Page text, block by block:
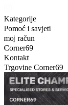
Kategorije
Pomoć i savjeti
moj račun
Corner69
Kontakt
Trgovine Corner69